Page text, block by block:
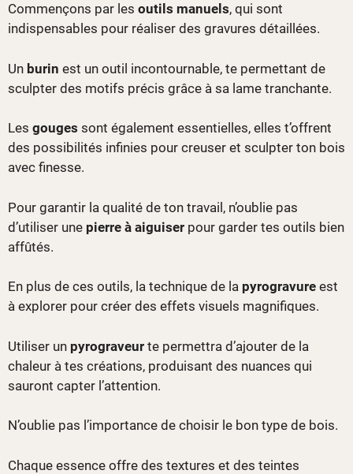
Commençons par les outils manuels, qui sont
indispensables pour réaliser des gravures détaillées.
Un burin est un outil incontournable, te permettant de
sculpter des motifs précis grâce à sa lame tranchante.
Les gouges sont également essentielles, elles t’offrent
des possibilités infinies pour creuser et sculpter ton bois
avec finesse.
Pour garantir la qualité de ton travail, n’oublie pas
d’utiliser une pierre à aiguiser pour garder tes outils bien
affûtés.
En plus de ces outils, la technique de la pyrogravure est
à explorer pour créer des effets visuels magnifiques.
Utiliser un pyrograveur te permettra d’ajouter de la
chaleur à tes créations, produisant des nuances qui
sauront capter l’attention.
N’oublie pas l’importance de choisir le bon type de bois.
Chaque essence offre des textures et des teintes